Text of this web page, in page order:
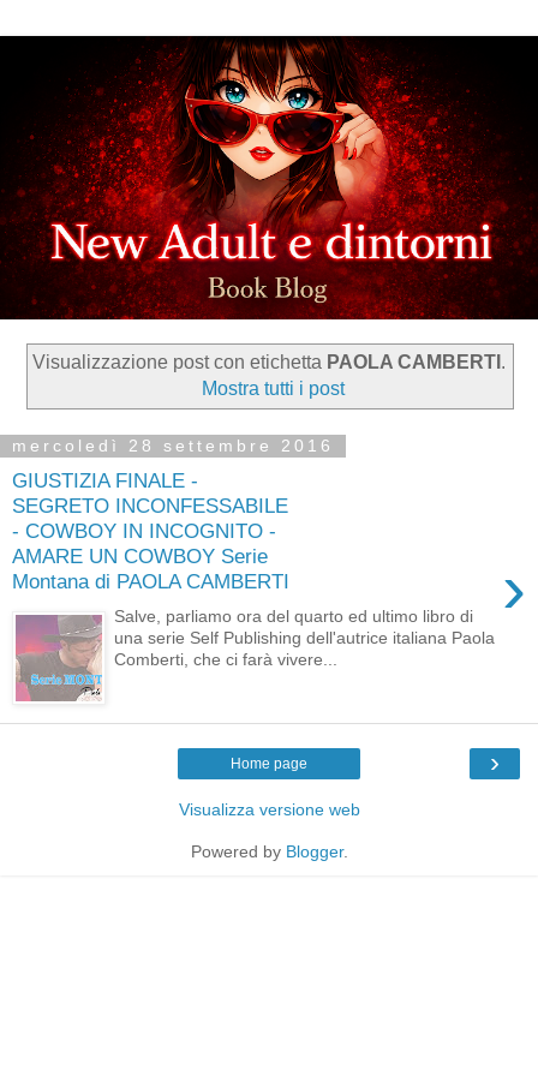
Visualizzazione post con etichetta PAOLA CAMBERTI .
Mostra tutti i post
mercoledì 28 settembre 2016
GIUSTIZIA FINALE -
SEGRETO INCONFESSABILE
- COWBOY IN INCOGNITO -
AMARE UN COWBOY Serie
Montana di PAOLA CAMBERTI
›
Salve, parliamo ora del quarto ed ultimo libro di
una serie Self Publishing dell'autrice italiana Paola
Comberti, che ci farà vivere...
›
Home page
Visualizza versione web
Powered by Blogger.